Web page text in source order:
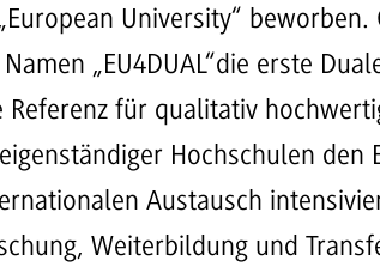
University“
„EU4DUAL“die erste
für qualitativ
Hochschulen den
Austausch
Weiterbildung und